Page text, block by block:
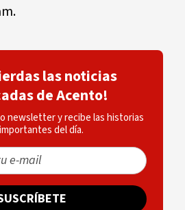
las noticias
de Acento!
newsletter y recibe las historias
del día.